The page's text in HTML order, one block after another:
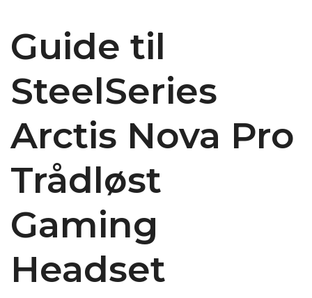
Guide til
SteelSeries
Arctis Nova Pro
Trådløst
Gaming
Headset